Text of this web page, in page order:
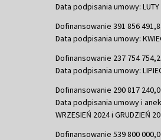
Data podpisania umowy: LUTY
Dofinansowanie 391 856
Data podpisania umowy:
Dofinansowanie 237 754
Data podpisania umowy:
Dofinansowanie 290 817
Data podpisania umowy i
WRZESIEŃ 2024 i GRUDZIEŃ
Dofinansowanie 539 800